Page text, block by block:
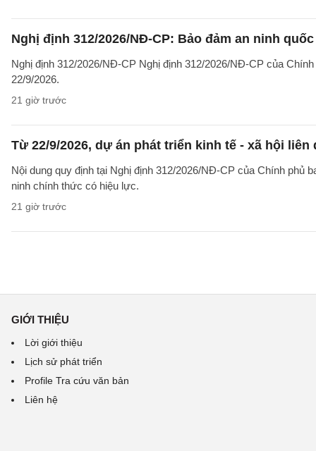
Nghị định 312/2026/NĐ-CP: Bảo đảm an ninh
Nghị định 312/2026/NĐ-CP Nghị định 312/2026/NĐ-CP của
22/9/2026.
21 giờ trước
Từ 22/9/2026, dự án phát triển kinh tế - xã hội
Nội dung quy định tại Nghị định 312/2026/NĐ-CP của Chính phủ
ninh chính thức có hiệu lực.
21 giờ trước
GIỚI THIỆU
Lời giới thiệu
Lịch sử phát triển
Profile Tra cứu văn bản
Liên hệ